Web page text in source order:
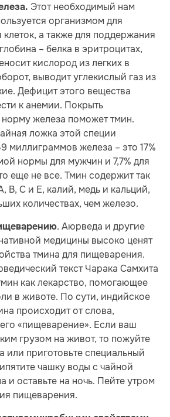
Этот необходимый нам
организмом для
клеток, а также для поддержания
– белка в эритроцитах,
кислород из легких в
выводит углекислый газ из
Дефицит этого вещества
к анемии. Покрыть
железа поможет тмин.
ложка этой специи
миллиграммов железа – это 17%
нормы для мужчин и 7,7% для
еще не все. Тмин содержит так
В, С и Е, калий, медь и кальций,
количествах, чем железо.
. Аюрведа и другие
медицины высоко ценят
тмина для пищеварения.
текст Чарака Самхита
как лекарство, помогающее
в животе. По сути, индийское
происходит от слова,
«пищеварение». Если ваш
грузом на живот, то пожуйте
или приготовьте специальный
чашку воды с чайной
и оставьте на ночь. Пейте утром
пищеварения.